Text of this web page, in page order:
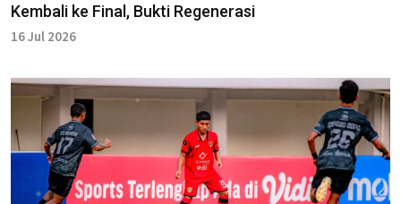
Kembali ke Final, Bukti Regenerasi
16 Jul 2026